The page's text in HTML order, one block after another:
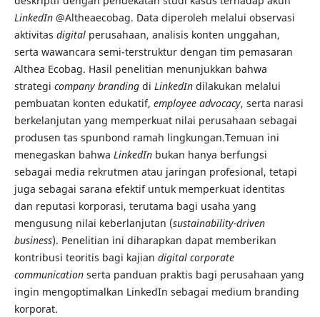
LinkedIn@Altheaecobag. Data diperoleh melalui observasi
aktivitas digitalperusahaan, analisis konten unggahan,
serta wawancara semi-terstruktur dengan tim pemasaran
Althea Ecobag. Hasil penelitian menunjukkan bahwa
strategi company brandingdi LinkedIndilakukan melalui
pembuatan konten edukatif, employee advocacy, serta narasi
berkelanjutan yang memperkuat nilai perusahaan sebagai
produsen tas spunbond ramah lingkungan.Temuan ini
menegaskan bahwa LinkedInbukan hanya berfungsi
sebagai media rekrutmen atau jaringan profesional, tetapi
juga sebagai sarana efektif untuk memperkuat identitas
dan reputasi korporasi, terutama bagi usaha yang
mengusung nilai keberlanjutan (sustainability-driven
business). Penelitian ini diharapkan dapat memberikan
kontribusi teoritis bagi kajian digital corporate
communicationserta panduan praktis bagi perusahaan yang
ingin mengoptimalkan LinkedIn sebagai medium branding
korporat.